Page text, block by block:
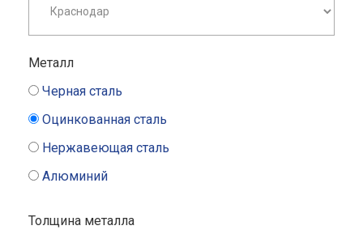
Металл
Черная сталь
Оцинкованная сталь
Нержавеющая сталь
Алюминий
Толщина металла